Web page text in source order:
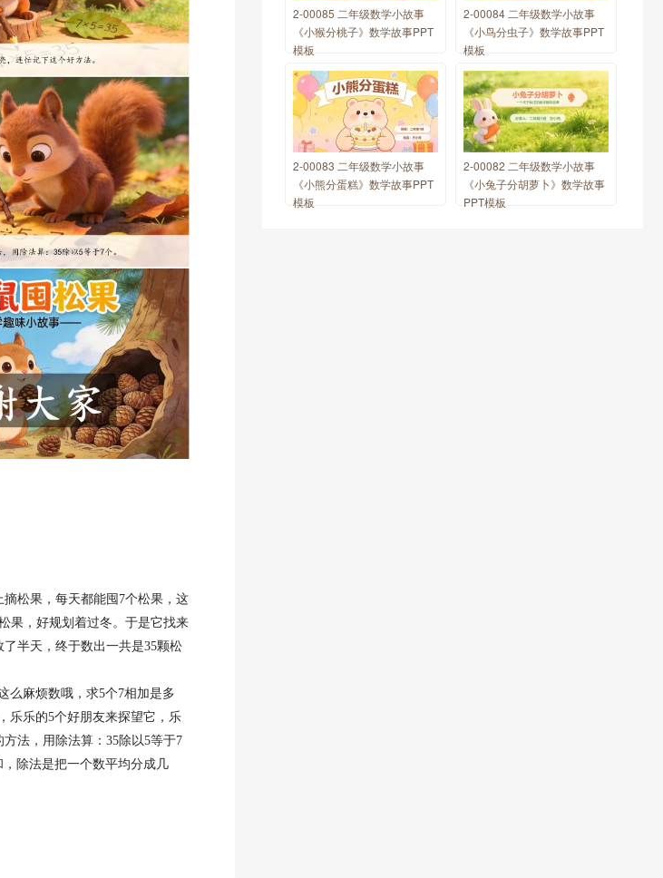
松果，每天都能囤 7个松果，这
果，好规划着过冬。于是它找来
半天，终于数出一共是35颗松
么麻烦数哦，求5个7相加是多
乐乐的5个好朋友来探望它，乐
法，用除法算：35除以5等于7
除法是把一个数平均分成几
2-00085 二年级数学小故事
《小猴分桃子》数学故事PPT
模板
2-00084 二年级数学小故事
《小鸟分虫子》数学故事PPT
模板
2-00083 二年级数学小故事
《小熊分蛋糕》数学故事PPT
模板
2-00082 二年级数学小故事
《小兔子分胡萝卜》数学故事
PPT模板